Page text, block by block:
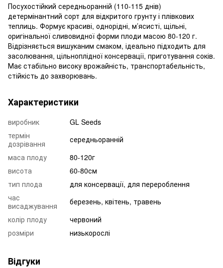
Посухостійкий середньоранній (110-115 днів)
детермінантний сорт для відкритого грунту і плівкових
теплиць. Формує красиві, однорідні, м’ясисті, щільні,
оригінальної сливовидної форми плоди масою 80-120 г.
Відрізняється вишуканим смаком, ідеально підходить для
засолювання, цільноплідної консервації, приготування соків.
Має стабільно високу врожайність, транспортабельність,
стійкість до захворювань.
Характеристики
виробник
GL Seeds
термін
дозрівання
середньоранній
маса плоду
80-120г
висота
60-80см
тип плода
для консервації, для перероблення
час
висаджування
березень, квітень, травень
колір плоду
червоний
розміри
низькорослі
Відгуки